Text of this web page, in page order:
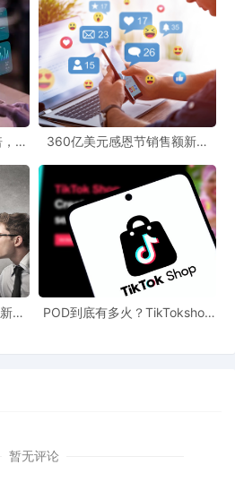
360亿美元感恩节销售额新纪
新风潮！
手
POD到底有多火？TikTokshop
暂无评论